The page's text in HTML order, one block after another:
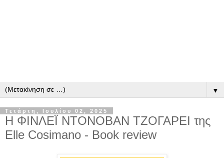
▼
Τετάρτη, Ιουλίου 02, 2025
Η ΦΙΝΛΕΪ ΝΤΟΝΟΒΑΝ ΤΖΟΓΑΡΕΙ της
Elle Cosimano - Book review